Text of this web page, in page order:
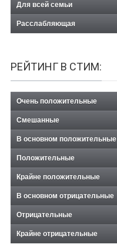
Для всей семьи
Расслабляющая
РЕЙТИНГ В СТИМ:
Очень положительные
Смешанные
В основном положительные
Положительные
Крайне положительные
В основном отрицательные
Отрицательные
Крайне отрицательные